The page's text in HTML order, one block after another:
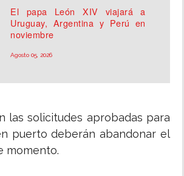
El papa León XIV viajará a
Uruguay, Argentina y Perú en
noviembre
Agosto 05, 2026
las solicitudes aprobadas para
puerto deberán abandonar el
momento.